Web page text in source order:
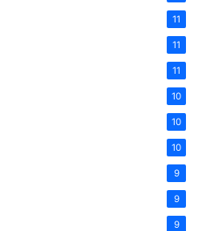
11
11
11
10
10
10
9
9
9